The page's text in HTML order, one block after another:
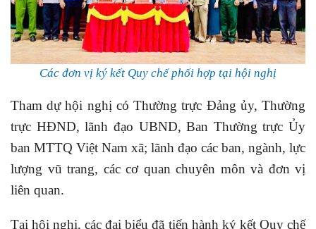
Các đơn vị ký kết Quy chế phối hợp tại hội nghị
Tham dự hội nghị có Thường trực Đảng ủy, Thường
trực HĐND, lãnh đạo UBND, Ban Thường trực Ủy
ban MTTQ Việt Nam xã; lãnh đạo các ban, ngành, lực
lượng vũ trang, các cơ quan chuyên môn và đơn vị
liên quan.
Tại hội nghị, các đại biểu đã tiến hành ký kết Quy chế